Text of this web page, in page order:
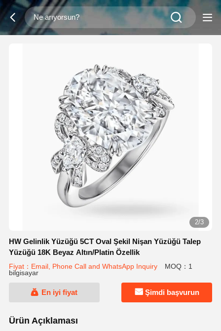
2/3
HW Gelinlik Yüzüğü 5CT Oval Şekil Nişan Yüzüğü Talep
Yüzüğü 18K Beyaz Altın/Platin Özellik
Fiyat：Email, Phone Call and WhatsApp Inquiry
MOQ：1
bilgisayar
En iyi fiyat Şimdi başvurun
Ürün Açıklaması